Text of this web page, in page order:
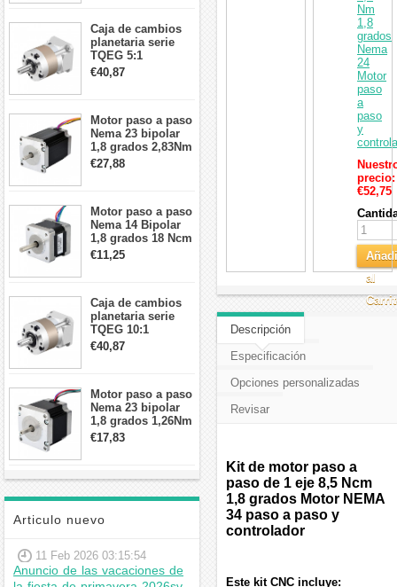
Robot CNC DIY
Caja de cambios
planetaria serie
TQEG 5:1
contragolpe 15
arcmin para motor
€40,87
Motor paso a paso
Nema 23 bipolar
1,8 grados 2,83Nm
4A 2,26 V
57x57x84mm 8
€27,88
Motor paso a paso
Nema 14 Bipolar
1,8 grados 18 Ncm
0,8 A 5,74 V 35 x
35 x 34 mm 4
€11,25
Caja de cambios
planetaria serie
TQEG 10:1
contragolpe 15
arcmin para motor
€40,87
Motor paso a paso
Nema 23 bipolar
1,8 grados 1,26Nm
2,8A 2,5V
57x57x56mm 4
€17,83
Articulo nuevo
11 Feb 2026 03:15:54
Anuncio de las vacaciones de
Nm
1,8
grados
Nema
24
Motor
paso
a
paso
y
precio:
€52,75
al
Descripción
Especificación
Opciones personalizadas
Revisar
Kit de motor paso a
paso de 1 eje 8,5 Ncm
1,8 grados Motor NEMA
34 paso a paso y
controlador
Este kit CNC incluye: